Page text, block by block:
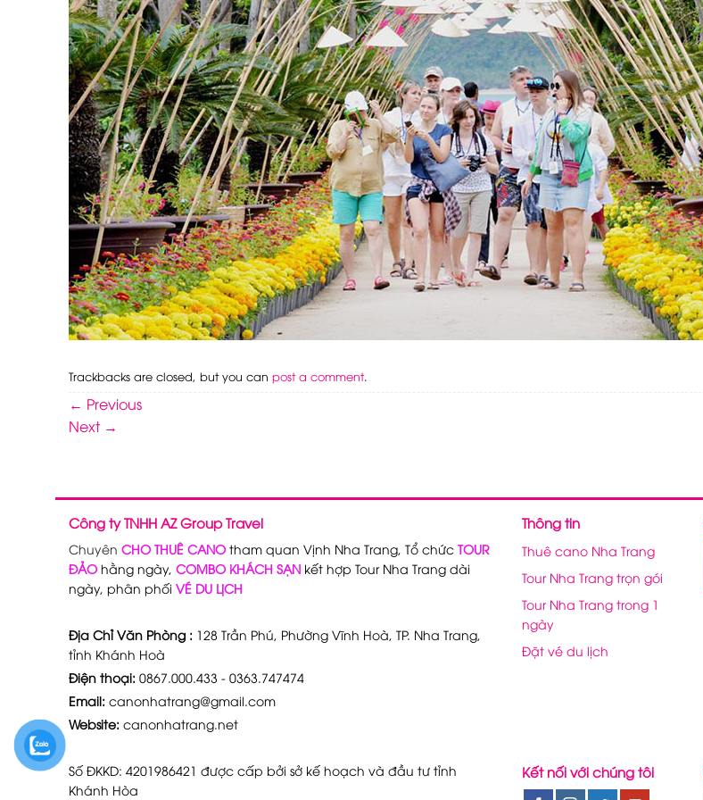
Trackbacks are closed, but you can post a comment.
← Previous
Next →
Công ty TNHH AZ Group Travel
Chuyên CHO THUÊ CANO tham quan Vịnh Nha Trang, Tổ chức TOUR
ĐẢO hằng ngày, COMBO KHÁCH SẠN kết hợp Tour Nha Trang dài
ngày, phân phối VÉ DU LỊCH
Địa Chỉ Văn Phòng : 128 Trần Phú, Phường Vĩnh Hoà, TP. Nha Trang,
tỉnh Khánh Hoà
Điện thoại: 0867.000.433 - 0363.747474
Email: canonhatrang@gmail.com
Website: canonhatrang.net
Thông tin
Thuê cano Nha Trang
Tour Nha Trang trọn gói
Tour Nha Trang trong 1
ngày
Đặt vé du lịch
Số ĐKKD: 4201986421 được cấp bởi sở kế hoạch và đầu tư tỉnh
Khánh Hòa
Kết nối với chúng tôi